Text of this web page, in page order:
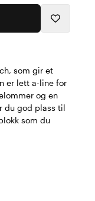
som gir et
er lett a-line for
og en
du god plass til
som du